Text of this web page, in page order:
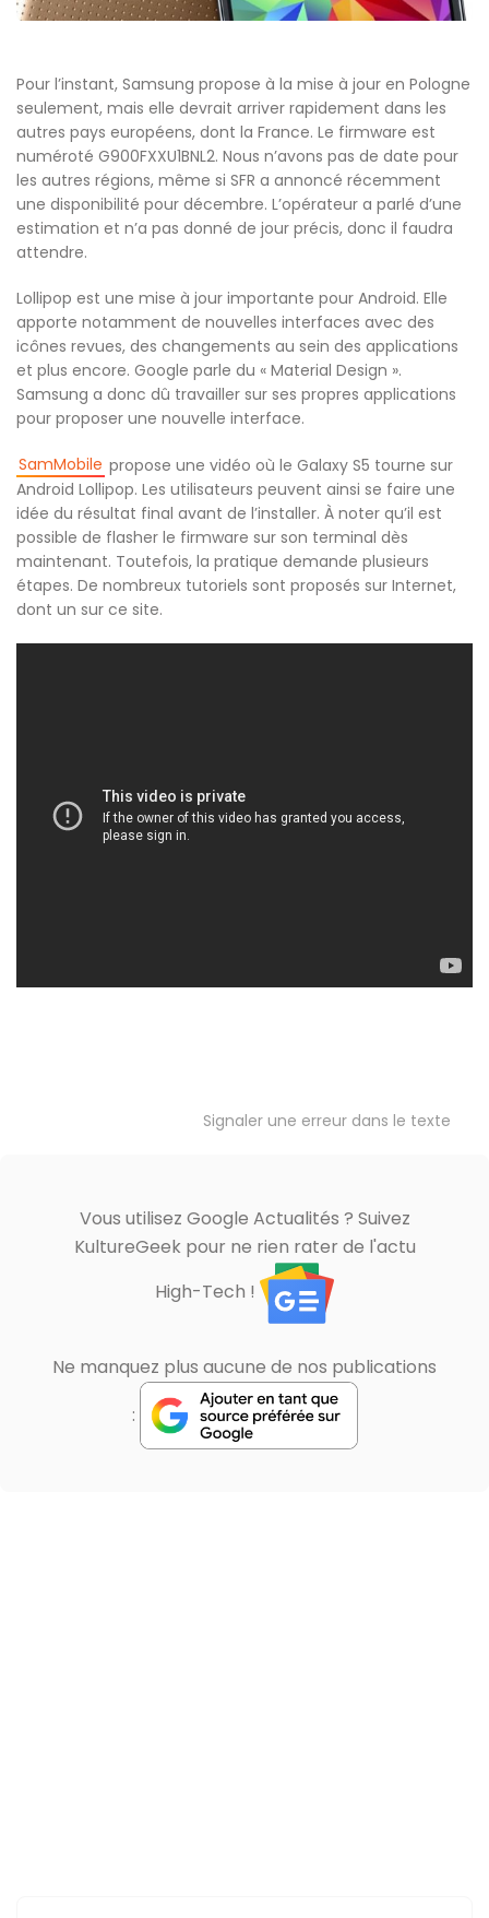
Pour l’instant, Samsung propose à la mise à jour en Pologne
seulement, mais elle devrait arriver rapidement dans les
autres pays européens, dont la France. Le firmware est
numéroté G900FXXU1BNL2. Nous n’avons pas de date pour
les autres régions, même si SFR a annoncé récemment
une disponibilité pour décembre. L’opérateur a parlé d’une
estimation et n’a pas donné de jour précis, donc il faudra
attendre.
Lollipop est une mise à jour importante pour Android. Elle
apporte notamment de nouvelles interfaces avec des
icônes revues, des changements au sein des applications
et plus encore. Google parle du « Material Design ».
Samsung a donc dû travailler sur ses propres applications
pour proposer une nouvelle interface.
SamMobile propose une vidéo où le Galaxy S5 tourne sur
Android Lollipop. Les utilisateurs peuvent ainsi se faire une
idée du résultat final avant de l’installer. À noter qu’il est
possible de flasher le firmware sur son terminal dès
maintenant. Toutefois, la pratique demande plusieurs
étapes. De nombreux tutoriels sont proposés sur Internet,
dont un sur ce site.
Signaler une erreur dans le texte
Vous utilisez Google Actualités ? Suivez
KultureGeek pour ne rien rater de l'actu
High-Tech !
Ne manquez plus aucune de nos publications
: